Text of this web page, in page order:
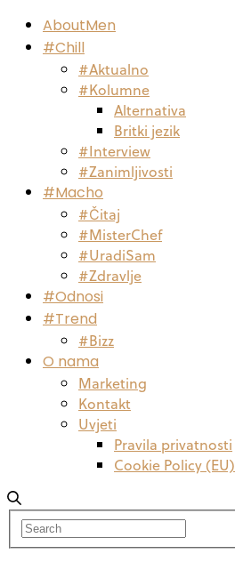
AboutMen
#Chill
#Aktualno
#Kolumne
Alternativa
Britki jezik
#Interview
#Zanimljivosti
#Macho
#Čitaj
#MisterChef
#UradiSam
#Zdravlje
#Odnosi
#Trend
#Bizz
O nama
Marketing
Kontakt
Uvjeti
Pravila privatnosti
Cookie Policy (EU)